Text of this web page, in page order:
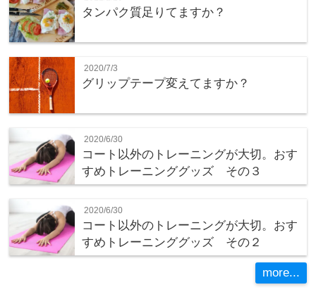
タンパク質足りてますか？
2020/7/3
グリップテープ変えてますか？
2020/6/30
コート以外のトレーニングが大切。おす
すめトレーニンググッズ その３
2020/6/30
コート以外のトレーニングが大切。おす
すめトレーニンググッズ その２
more...